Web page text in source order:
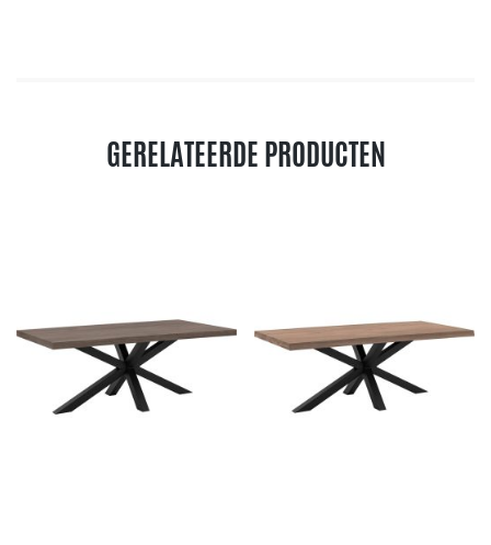
GERELATEERDE PRODUCTEN